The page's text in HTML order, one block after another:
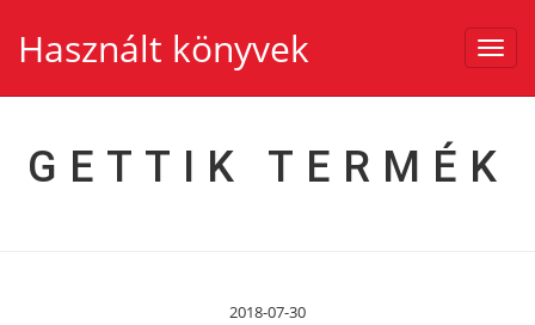
Használt könyvek
GETTIK TERMÉK
2018-07-30